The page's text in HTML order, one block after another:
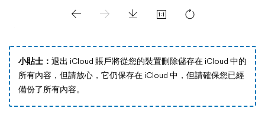
小貼士： 退出 iCloud 賬戶將從您的裝置刪除儲存在 iCloud 中的
所有內容，但請放心，它仍保存在 iCloud 中，但請確保您已經
備份了所有內容。